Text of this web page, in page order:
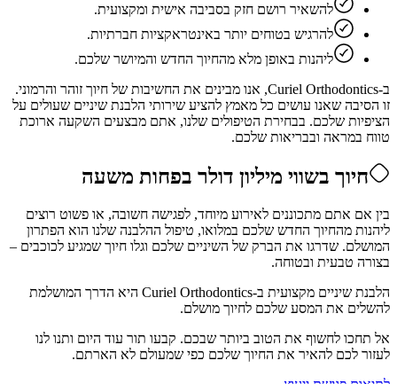
להשאיר רושם חזק בסביבה אישית ומקצועית.
להרגיש בטוחים יותר באינטראקציות חברתיות.
ליהנות באופן מלא מהחיוך החדש והמיושר שלכם.
ב-Curiel Orthodontics, אנו מבינים את החשיבות של חיוך זוהר והרמוני.
זו הסיבה שאנו עושים כל מאמץ להציע שירותי הלבנת שיניים שעולים על
הציפיות שלכם. בבחירת הטיפולים שלנו, אתם מבצעים השקעה ארוכת
טווח במראה ובבריאות שלכם.
חיוך בשווי מיליון דולר בפחות משעה
בין אם אתם מתכוננים לאירוע מיוחד, לפגישה חשובה, או פשוט רוצים
ליהנות מהחיוך החדש שלכם במלואו, טיפול ההלבנה שלנו הוא הפתרון
המושלם. שדרגו את הברק של השיניים שלכם וגלו חיוך שמגיע לכוכבים –
בצורה טבעית ובטוחה.
הלבנת שיניים מקצועית ב-Curiel Orthodontics היא הדרך המושלמת
להשלים את המסע שלכם לחיוך מושלם.
אל תחכו לחשוף את הטוב ביותר שבכם. קבעו תור עוד היום ותנו לנו
לעזור לכם להאיר את החיוך שלכם כפי שמעולם לא הארתם.